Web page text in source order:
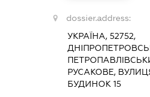
dossier.address:
УКРАЇНА, 52752,
РУСАКОВЕ,
БУДИНОК 15